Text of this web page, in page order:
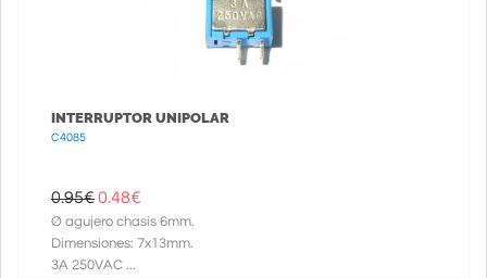
INTERRUPTOR UNIPOLAR
C4085
0.95€0.48€
Ø agujero chasis 6mm.
Dimensiones: 7x13mm.
3A 250VAC ...